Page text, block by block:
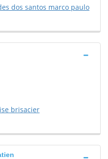
dos santos marco paulo
brisacier